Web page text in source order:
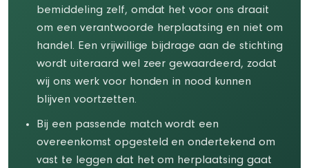
bemiddeling zelf, omdat het voor ons draait
om een verantwoorde herplaatsing en niet om
handel. Een vrijwillige bijdrage aan de stichting
wordt uiteraard wel zeer gewaardeerd, zodat
wij ons werk voor honden in nood kunnen
blijven voortzetten.
Bij een passende match wordt een
overeenkomst opgesteld en ondertekend om
vast te leggen dat het om herplaatsing gaat